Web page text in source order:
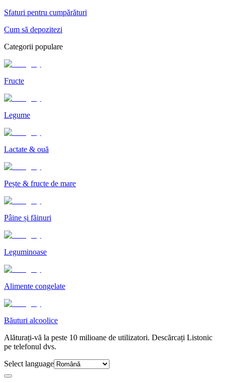
Sfaturi pentru cumpărături
Cum să depozitezi
Categorii populare
Fructe
Legume
Lactate & ouă
Pește & fructe de mare
Pâine și făinuri
Leguminoase
Alimente congelate
Băuturi alcoolice
Alăturați-vă la peste 10 milioane de utilizatori. Descărcați Listonic
pe telefonul dvs.
Select language